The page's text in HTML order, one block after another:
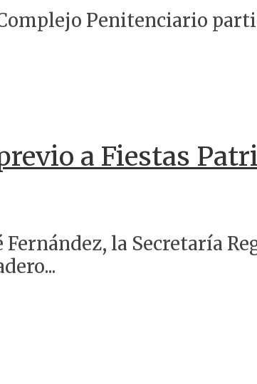
Penitenciario
a Fiestas
la Secretaría